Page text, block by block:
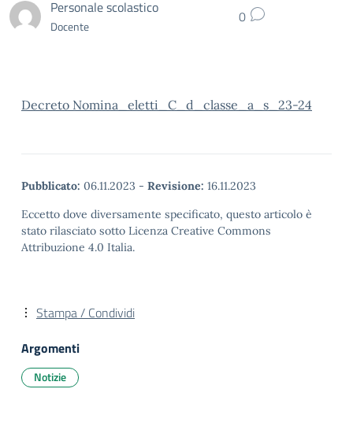
Personale scolastico
Docente 0
Decreto Nomina_eletti_C_d_classe_a_s_23-24
Pubblicato: 06.11.2023 - Revisione: 16.11.2023
Eccetto dove diversamente specificato, questo articolo è
stato rilasciato sotto Licenza Creative Commons
Attribuzione 4.0 Italia.
Stampa / Condividi
Argomenti
Notizie